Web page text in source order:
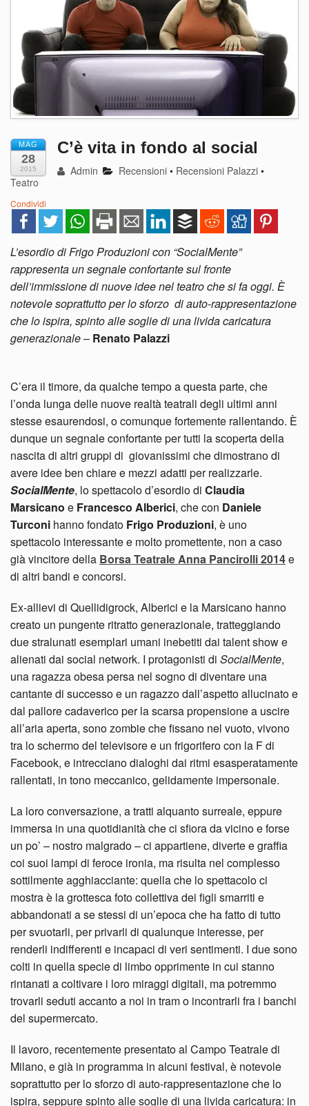
MAG
28
2015
C’è vita in fondo al social
Admin Recensioni • Recensioni Palazzi •
Teatro
Condividi
L’esordio di Frigo Produzioni con “SocialMente”
rappresenta un segnale confortante sul fronte
dell’immissione di nuove idee nel teatro che si fa oggi. È
notevole soprattutto per lo sforzo di auto-rappresentazione
che lo ispira, spinto alle soglie di una livida caricatura
generazionale– Renato Palazzi
C’era il timore, da qualche tempo a questa parte, che
l’onda lunga delle nuove realtà teatrali degli ultimi anni
stesse esaurendosi, o comunque fortemente rallentando. È
dunque un segnale confortante per tutti la scoperta della
nascita di altri gruppi di giovanissimi che dimostrano di
avere idee ben chiare e mezzi adatti per realizzarle.
SocialMente, lo spettacolo d’esordio di Claudia
Marsicano e Francesco Alberici, che con Daniele
Turconi hanno fondato Frigo Produzioni, è uno
spettacolo interessante e molto promettente, non a caso
già vincitore della Borsa Teatrale Anna Pancirolli 2014e
di altri bandi e concorsi.
Ex-allievi di Quellidigrock, Alberici e la Marsicano hanno
creato un pungente ritratto generazionale, tratteggiando
due stralunati esemplari umani inebetiti dai talent show e
alienati dai social network. I protagonisti di SocialMente,
una ragazza obesa persa nel sogno di diventare una
cantante di successo e un ragazzo dall’aspetto allucinato e
dal pallore cadaverico per la scarsa propensione a uscire
all’aria aperta, sono zombie che fissano nel vuoto, vivono
tra lo schermo del televisore e un frigorifero con la F di
Facebook, e intrecciano dialoghi dai ritmi esasperatamente
rallentati, in tono meccanico, gelidamente impersonale.
La loro conversazione, a tratti alquanto surreale, eppure
immersa in una quotidianità che ci sfiora da vicino e forse
un po’ – nostro malgrado – ci appartiene, diverte e graffia
coi suoi lampi di feroce ironia, ma risulta nel complesso
sottilmente agghiacciante: quella che lo spettacolo ci
mostra è la grottesca foto collettiva dei figli smarriti e
abbandonati a se stessi di un’epoca che ha fatto di tutto
per svuotarli, per privarli di qualunque interesse, per
renderli indifferenti e incapaci di veri sentimenti. I due sono
colti in quella specie di limbo opprimente in cui stanno
rintanati a coltivare i loro miraggi digitali, ma potremmo
trovarli seduti accanto a noi in tram o incontrarli fra i banchi
del supermercato.
Il lavoro, recentemente presentato al Campo Teatrale di
Milano, e già in programma in alcuni festival, è notevole
soprattutto per lo sforzo di auto-rappresentazione che lo
ispira, seppure spinto alle soglie di una livida caricatura: in